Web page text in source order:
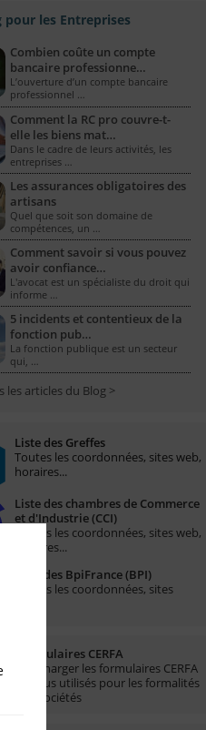
pour les Entreprises
Combien coûte un compte
bancaire professionne…
L’ouverture d’un compte bancaire
professionnel …
Comment la RC pro couvre-t-
elle les biens mat…
Dans le cadre de leurs activités, les
entreprises …
Les assurances obligatoires des
artisans
Quel que soit son domaine de
compétences, un …
Comment savoir si vous pouvez
avoir confiance…
L'avocat est un spécialiste du droit qui
informe …
5 incidents et contentieux de la
fonction pub…
La fonction publique est un secteur
qui, …
les articles du Blog >
Liste des Greffes
Toutes les coordonnées, sites web,
horaires...
Liste des chambres de Commerce
et d'Industrie (CCI)
Toutes les coordonnées, sites web,
horaires...
Liste des BpiFrance (BPI)
Toutes les coordonnées, sites
Formulaires CERFA
Télécharger les formulaires CERFA
les plus utilisés pour les formalités
des sociétés